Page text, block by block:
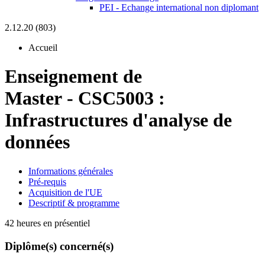
PEI - Echange international non diplomant
2.12.20 (803)
Accueil
Enseignement de
Master - CSC5003 :
Infrastructures d'analyse de
données
Informations générales
Pré-requis
Acquisition de l'UE
Descriptif & programme
42 heures en présentiel
Diplôme(s) concerné(s)